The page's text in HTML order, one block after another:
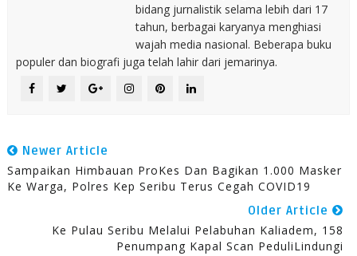
bidang jurnalistik selama lebih dari 17
tahun, berbagai karyanya menghiasi
wajah media nasional. Beberapa buku
populer dan biografi juga telah lahir dari jemarinya.
Newer Article
Sampaikan Himbauan ProKes Dan Bagikan 1.000 Masker
Ke Warga, Polres Kep Seribu Terus Cegah COVID19
Older Article
Ke Pulau Seribu Melalui Pelabuhan Kaliadem, 158
Penumpang Kapal Scan PeduliLindungi